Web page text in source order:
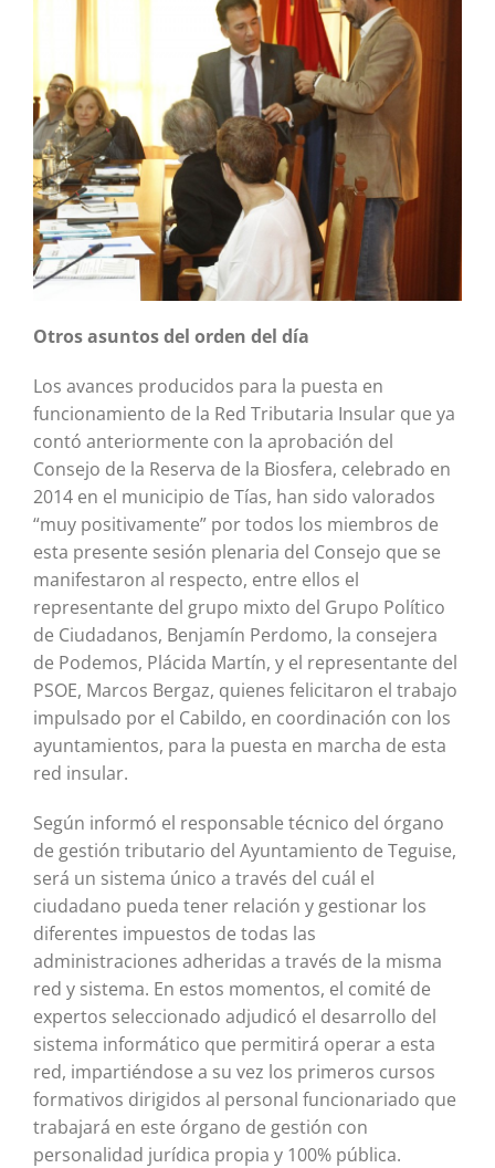
Otros asuntos del orden del día
Los avances producidos para la puesta en
funcionamiento de la Red Tributaria Insular que ya
contó anteriormente con la aprobación del
Consejo de la Reserva de la Biosfera, celebrado en
2014 en el municipio de Tías, han sido valorados
“muy positivamente” por todos los miembros de
esta presente sesión plenaria del Consejo que se
manifestaron al respecto, entre ellos el
representante del grupo mixto del Grupo Político
de Ciudadanos, Benjamín Perdomo, la consejera
de Podemos, Plácida Martín, y el representante del
PSOE, Marcos Bergaz, quienes felicitaron el trabajo
impulsado por el Cabildo, en coordinación con los
ayuntamientos, para la puesta en marcha de esta
red insular.
Según informó el responsable técnico del órgano
de gestión tributario del Ayuntamiento de Teguise,
será un sistema único a través del cuál el
ciudadano pueda tener relación y gestionar los
diferentes impuestos de todas las
administraciones adheridas a través de la misma
red y sistema. En estos momentos, el comité de
expertos seleccionado adjudicó el desarrollo del
sistema informático que permitirá operar a esta
red, impartiéndose a su vez los primeros cursos
formativos dirigidos al personal funcionariado que
trabajará en este órgano de gestión con
personalidad jurídica propia y 100% pública.